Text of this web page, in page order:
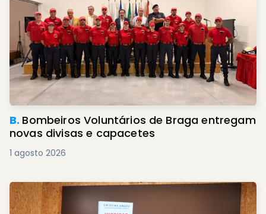
B. Bombeiros Voluntários de Braga entregam
novas divisas e capacetes
1 agosto 2026